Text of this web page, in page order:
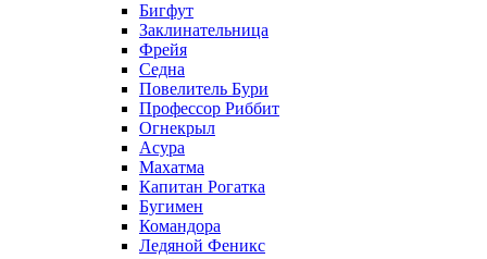
Бигфут
Заклинательница
Фрейя
Седна
Повелитель Бури
Профеcсор Риббит
Огнекрыл
Асура
Махатма
Капитан Рогатка
Бугимен
Командора
Ледяной Феникс